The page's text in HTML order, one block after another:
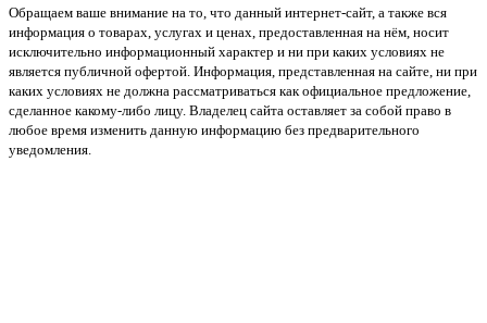
Обращаем ваше внимание на то, что данный интернет-сайт, а также вся
информация о товарах, услугах и ценах, предоставленная на нём, носит
исключительно информационный характер и ни при каких условиях не
является публичной офертой. Информация, представленная на сайте, ни при
каких условиях не должна рассматриваться как официальное предложение,
сделанное какому-либо лицу. Владелец сайта оставляет за собой право в
любое время изменить данную информацию без предварительного
уведомления.